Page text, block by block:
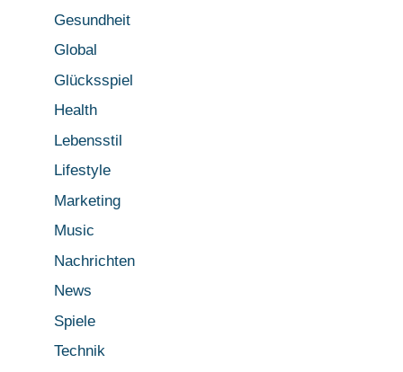
Gesundheit
Global
Glücksspiel
Health
Lebensstil
Lifestyle
Marketing
Music
Nachrichten
News
Spiele
Technik